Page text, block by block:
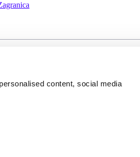
content, social media